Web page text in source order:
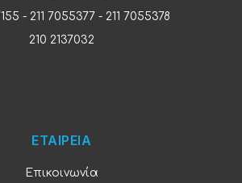
- 211 7055377 - 211 7055378
210 2137032
ΕΤΑΙΡΕΙΑ
Επικοινωνία